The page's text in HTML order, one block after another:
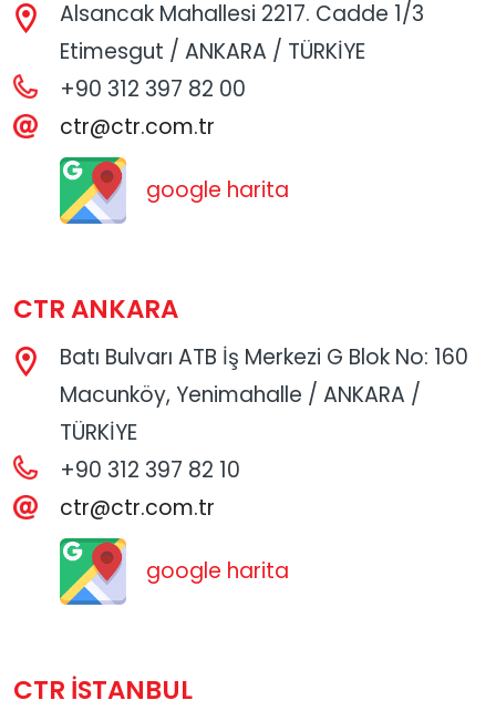
Alsancak Mahallesi 2217. Cadde 1/3
Etimesgut / ANKARA / TÜRKİYE
+90 312 397 82 00
ctr@ctr.com.tr
google harita
CTR ANKARA
Batı Bulvarı ATB İş Merkezi G Blok No: 160
Macunköy, Yenimahalle / ANKARA /
TÜRKİYE
+90 312 397 82 10
ctr@ctr.com.tr
google harita
CTR İSTANBUL